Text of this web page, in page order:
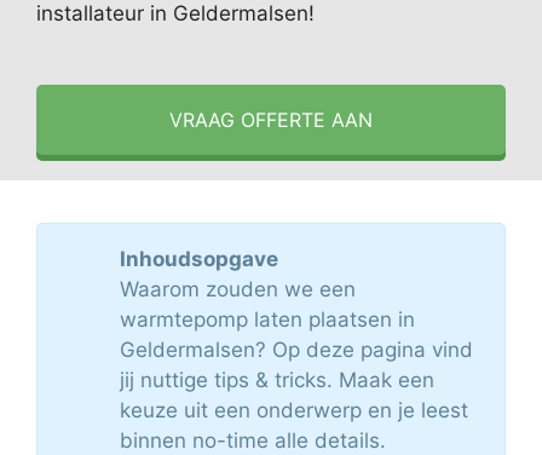
installateur in Geldermalsen!
VRAAG OFFERTE AAN
Inhoudsopgave
Waarom zouden we een
warmtepomp laten plaatsen in
Geldermalsen? Op deze pagina vind
jij nuttige tips & tricks. Maak een
keuze uit een onderwerp en je leest
binnen no-time alle details.